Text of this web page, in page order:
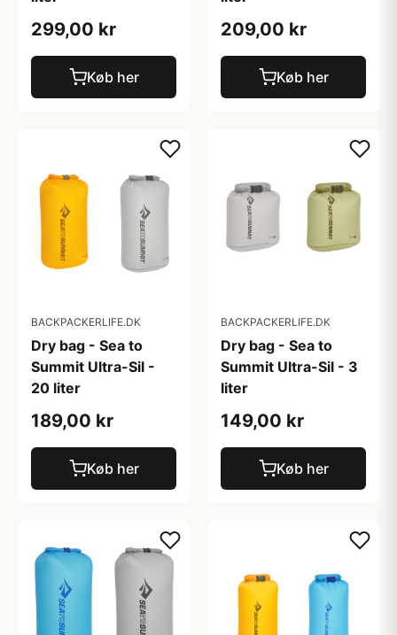
299,00 kr
Køb her
209,00 kr
Køb her
BACKPACKERLIFE.DK
Dry bag - Sea to
Summit Ultra-Sil -
20 liter
189,00 kr
Køb her
BACKPACKERLIFE.DK
Dry bag - Sea to
Summit Ultra-Sil - 3
liter
149,00 kr
Køb her